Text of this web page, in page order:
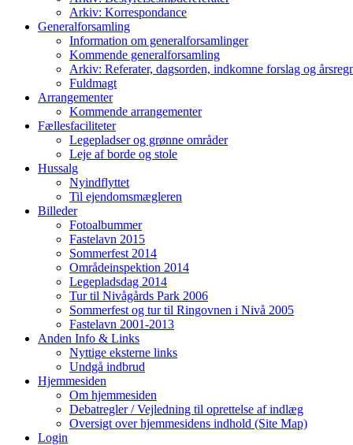
Arkiv: Korrespondance
Generalforsamling
Information om generalforsamlinger
Kommende generalforsamling
Arkiv: Referater, dagsorden, indkomne forslag og
Fuldmagt
Arrangementer
Kommende arrangementer
Fællesfaciliteter
Legepladser og grønne områder
Leje af borde og stole
Hussalg
Nyindflyttet
Til ejendomsmægleren
Billeder
Fotoalbummer
Fastelavn 2015
Sommerfest 2014
Områdeinspektion 2014
Legepladsdag 2014
Tur til Nivågårds Park 2006
Sommerfest og tur til Ringovnen i Nivå 2005
Fastelavn 2001-2013
Anden Info & Links
Nyttige eksterne links
Undgå indbrud
Hjemmesiden
Om hjemmesiden
Debatregler / Vejledning til oprettelse af indlæg
Oversigt over hjemmesidens indhold (Site Map)
Login